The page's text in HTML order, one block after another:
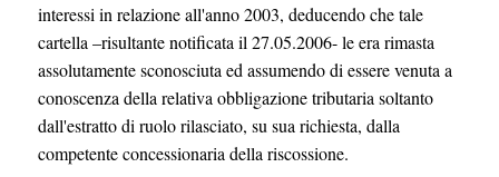
interessi in relazione all'anno 2003, deducendo che tale
cartella –risultante notificata il 27.05.2006- le era rimasta
assolutamente sconosciuta ed assumendo di essere venuta a
conoscenza della relativa obbligazione tributaria soltanto
dall'estratto di ruolo rilasciato, su sua richiesta, dalla
competente concessionaria della riscossione.